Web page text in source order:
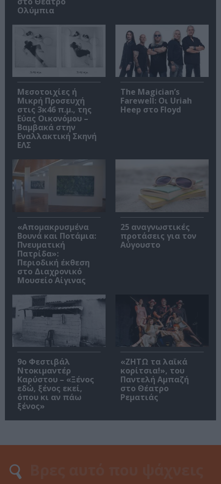
Ολύμπια
Μεσοτοιχίες ή
Μικρή Προσευχή
στις 3κ46 π.μ., της
Εύας Οικονόμου –
Βαμβακά στην
Εναλλακτική Σκηνή
ΕΛΣ
The Magician’s
Farewell: Οι Uriah
Heep στο Floyd
«Απομακρυσμένα
Βουνά και Ποτάμια:
Πνευματική
Πατρίδα»:
Περιοδική έκθεση
στο Διαχρονικό
Μουσείο Αίγινας
25 αναγνωστικές
προτάσεις για τον
Αύγουστο
9ο Φεστιβάλ
Ντοκιμαντέρ
Καρύστου – «Ξένος
εδώ, ξένος εκεί,
όπου κι αν πάω
ξένος»
«ΖΗΤΩ τα λαϊκά
κορίτσια!», του
Παντελή Αμπαζή
στο Θέατρο
Ρεματιάς